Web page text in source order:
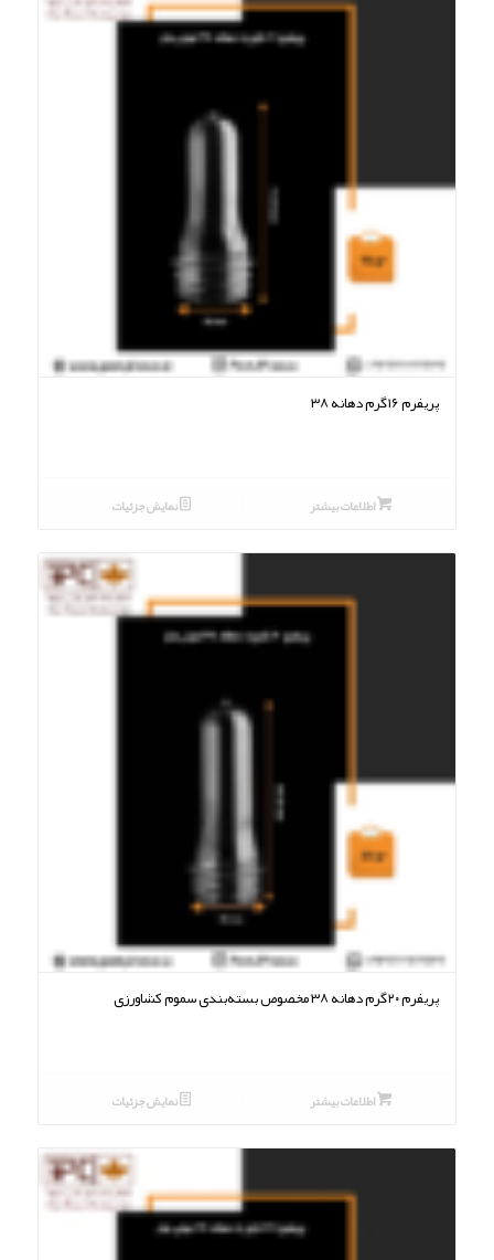
پریفرم ۱۶گرم دهانه ۳۸
اطلاعات بیشتر نمایش جزئیات
پریفرم ۲۰گرم دهانه ۳۸ مخصوص بسته‌بندی سموم کشاورزی
اطلاعات بیشتر نمایش جزئیات